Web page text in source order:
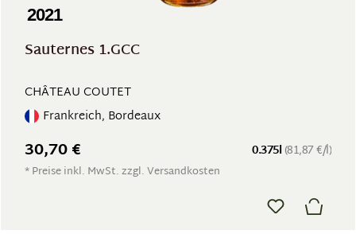
2021
Sauternes 1.GCC
CHÂTEAU COUTET
Frankreich, Bordeaux
0.375l (81,87 €/l)
30,70 €
* Preise inkl. MwSt. zzgl. Versandkosten